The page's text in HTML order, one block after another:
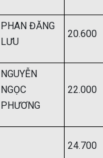
PHAN ĐĂNG
LƯU
20.600
NGUYỄN
NGỌC
PHƯƠNG
22.000
24.700